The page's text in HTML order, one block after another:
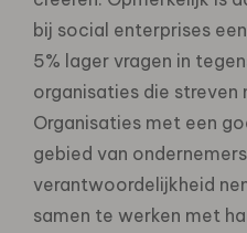
bij social enterprises
5% lager vragen in
organisaties die
Organisaties met een
gebied van
verantwoordelijkheid
samen te werken met